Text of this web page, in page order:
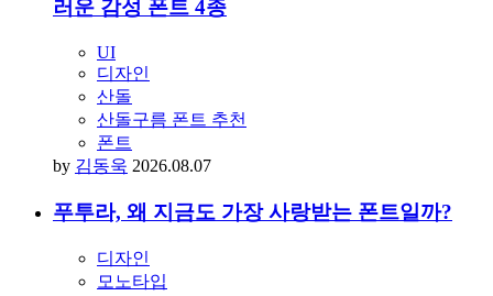
러운 감성 폰트 4종
UI
디자인
산돌
산돌구름 폰트 추천
폰트
by 김동욱 2026.08.07
푸투라, 왜 지금도 가장 사랑받는 폰트일까?
디자인
모노타입